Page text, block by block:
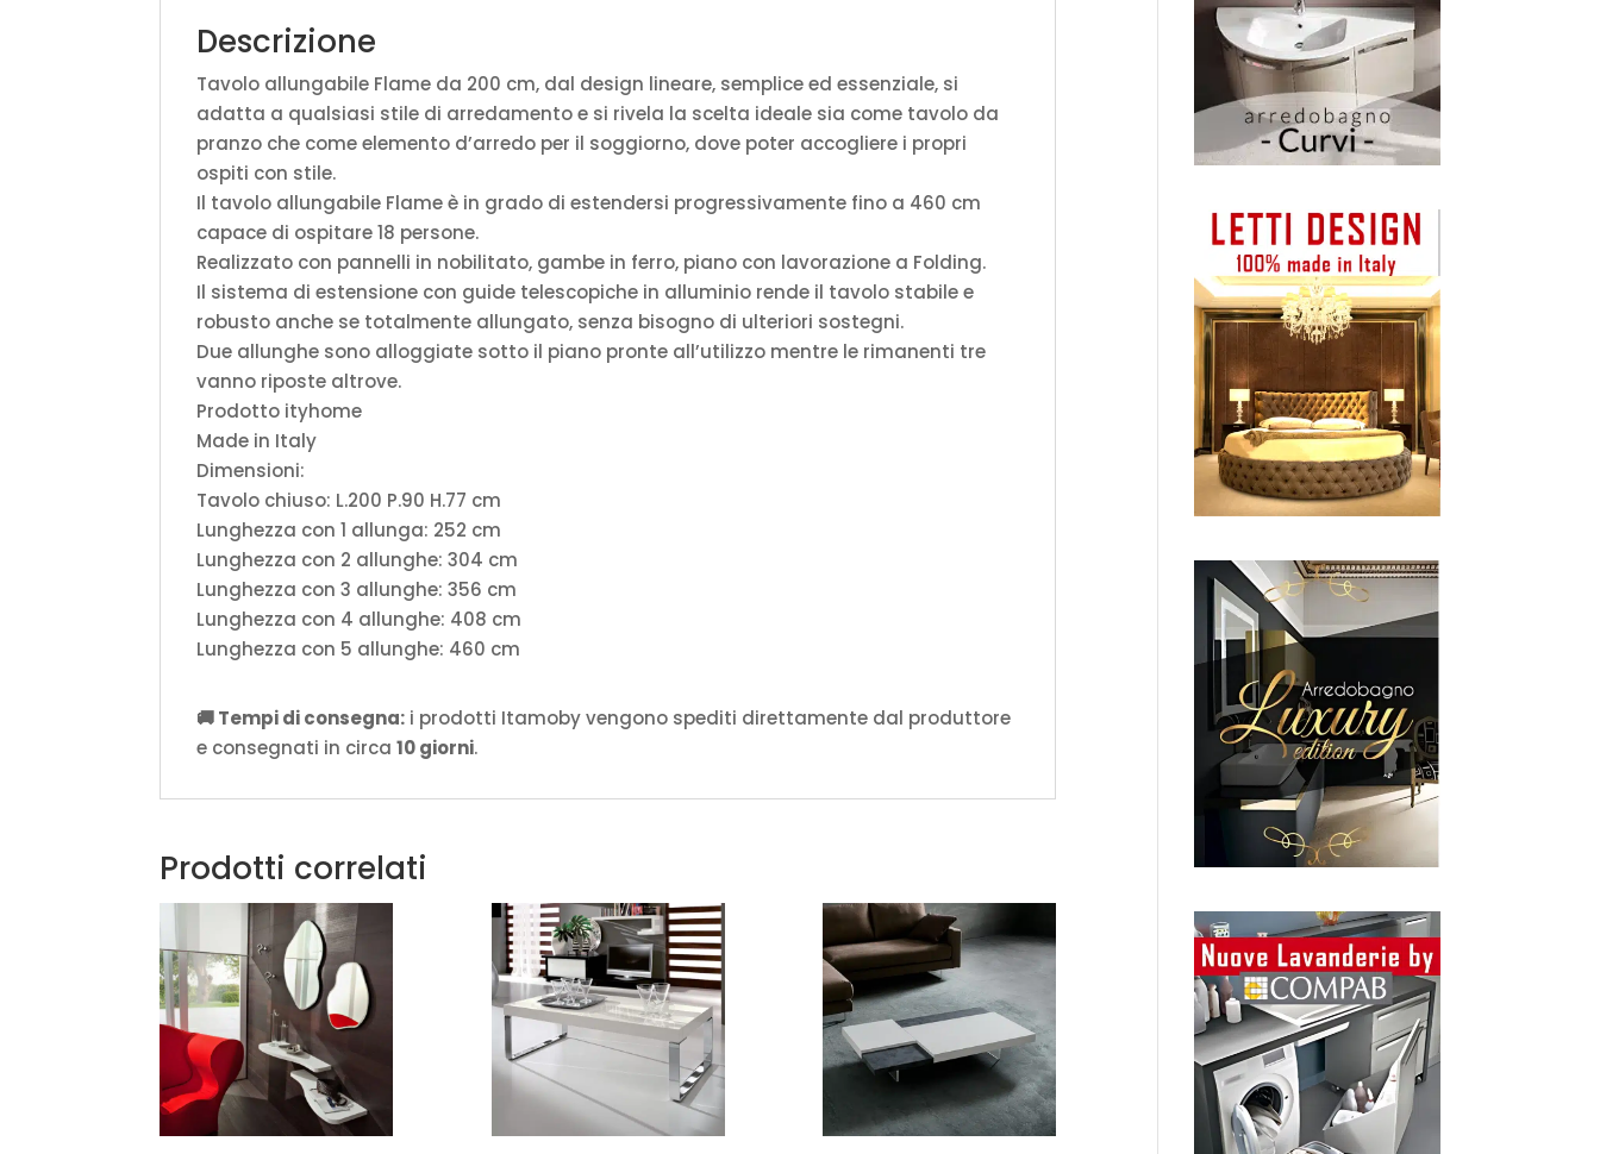
Descrizione
Tavolo allungabile Flame da 200 cm, dal design lineare, semplice ed essenziale, si
adatta a qualsiasi stile di arredamento e si rivela la scelta ideale sia come tavolo da
pranzo che come elemento d’arredo per il soggiorno, dove poter accogliere i propri
ospiti con stile.
Il tavolo allungabile Flame è in grado di estendersi progressivamente fino a 460 cm
capace di ospitare 18 persone.
Realizzato con pannelli in nobilitato, gambe in ferro, piano con lavorazione a Folding.
Il sistema di estensione con guide telescopiche in alluminio rende il tavolo stabile e
robusto anche se totalmente allungato, senza bisogno di ulteriori sostegni.
Due allunghe sono alloggiate sotto il piano pronte all’utilizzo mentre le rimanenti tre
vanno riposte altrove.
Prodotto ityhome
Made in Italy
Dimensioni:
Tavolo chiuso: L.200 P.90 H.77 cm
Lunghezza con 1 allunga: 252 cm
Lunghezza con 2 allunghe: 304 cm
Lunghezza con 3 allunghe: 356 cm
Lunghezza con 4 allunghe: 408 cm
Lunghezza con 5 allunghe: 460 cm
🚚 Tempi di consegna: i prodotti Itamoby vengono spediti direttamente dal produttore
e consegnati in circa10 giorni.
Prodotti correlati